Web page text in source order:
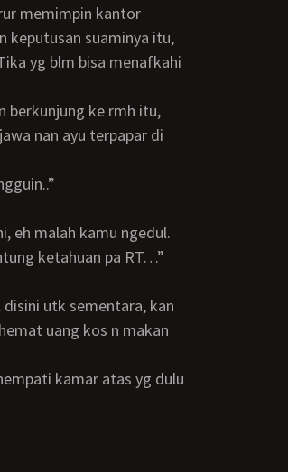
memimpin kantor
keputusan suaminya itu,
yg blm bisa menafkahi
nan ayu terpapar di
ketahuan pa RT…”
uang kos n makan